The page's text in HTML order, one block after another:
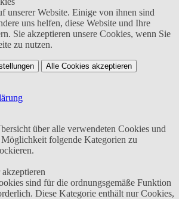
unserer Website. Einige von ihnen sind
uns helfen, diese Website und Ihre
Sie akzeptieren unsere Cookies, wenn Sie
zu nutzen.
Alle Cookies akzeptieren
über alle verwendeten Cookies und
folgende Kategorien zu
sind für die ordnungsgemäße Funktion
Diese Kategorie enthält nur Cookies,